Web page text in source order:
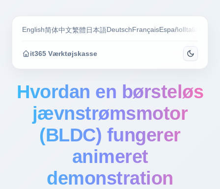
English简体中文繁體 日本語Deutsch FrançaisEspañol Italiano
it365 Værktøjskasse
Hvordan en børsteløs
jævnstrømsmotor
(BLDC) fungerer
animeret
demonstration